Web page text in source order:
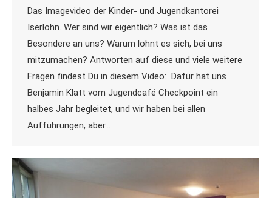
Das Imagevideo der Kinder- und Jugendkantorei
Iserlohn. Wer sind wir eigentlich? Was ist das
Besondere an uns? Warum lohnt es sich, bei uns
mitzumachen? Antworten auf diese und viele weitere
Fragen findest Du in diesem Video: Dafür hat uns
Benjamin Klatt vom Jugendcafé Checkpoint ein
halbes Jahr begleitet, und wir haben bei allen
Aufführungen, aber…